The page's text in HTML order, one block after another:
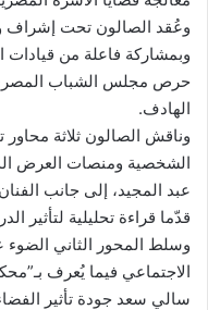
وعُقد الصالون تحت إشراف
وبمشاركة فاعلة من
حرص مجلس الشباب
الهادف.
وناقش الصالون ثلاثة محاور
الشخصية ومنصات العرض
عبد المجيد، إلى جانب
قدّما قراءة تحليلية لتأثير
وسلط المحور الثاني الضوء
الاجتماعي فيما يُعرف
سالي سعد جودة تأثير